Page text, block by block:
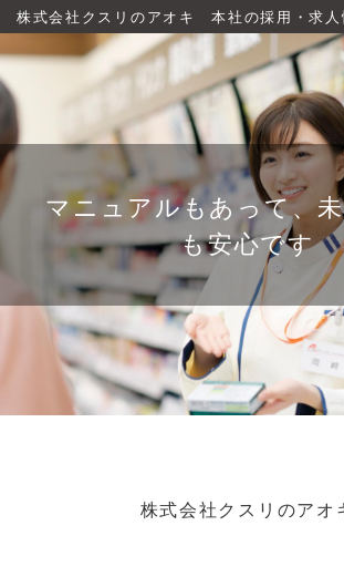
株式会社クスリのアオキ 本社の採用・求人
マニュアルもあって、
も安心です
株式会社クスリのアオ